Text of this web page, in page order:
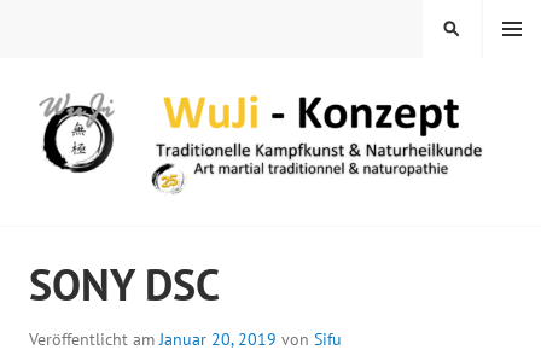
MENÜ
SUCHEN
SONY DSC
Veröffentlicht amJanuar 20, 2019 von Sifu